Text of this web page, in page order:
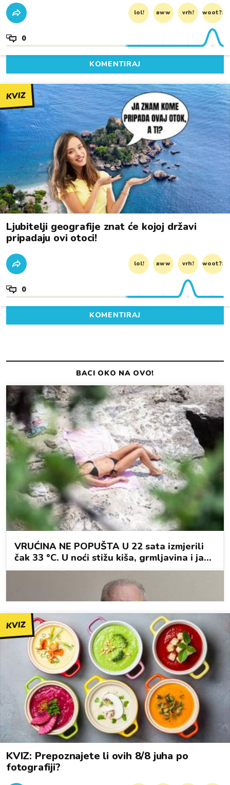
lol! aww vrh! woot?!
0
KOMENTIRAJ
KVIZ
Ljubitelji geografije znat će kojoj državi
pripadaju ovi otoci!
lol! aww vrh! woot?!
0
KOMENTIRAJ
KVIZ
KVIZ: Prepoznajete li ovih 8/8 juha po
fotografiji?